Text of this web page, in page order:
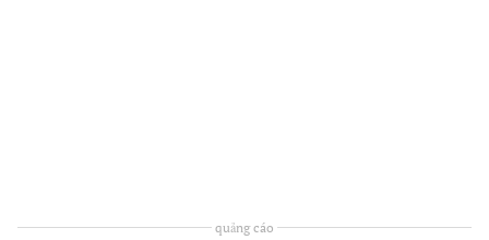
quảng cáo